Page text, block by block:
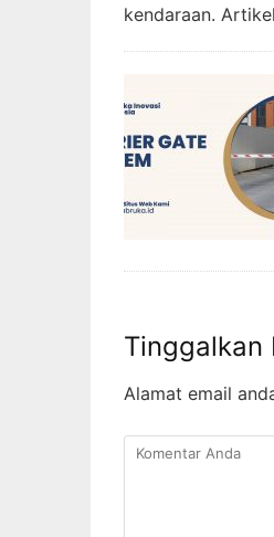
kendaraan.
Tinggalkan
Alamat email